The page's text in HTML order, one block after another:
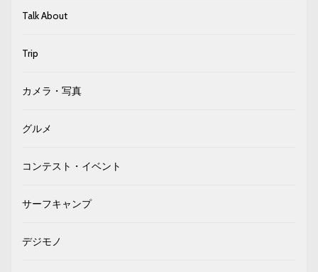
Talk About
Trip
カメラ・写真
グルメ
コンテスト・イベント
サーフキャンプ
デジモノ